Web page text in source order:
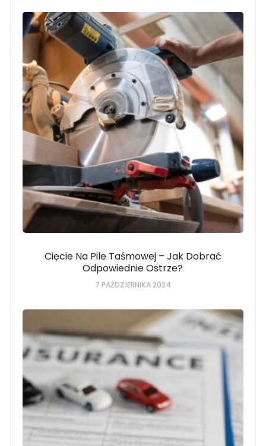
Cięcie Na Pile Taśmowej – Jak Dobrać
Odpowiednie Ostrze?
7 PAŹDZIERNIKA 2024